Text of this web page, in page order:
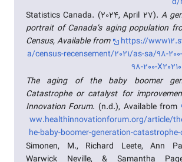
Statistics Canada. (2024, April 27). A
portrait of Canada’s aging population
Census, Available from
https://
a/census-recensement/2021/as-sa/98-
98-200-
The aging of the baby boomer
Catastrophe or catalyst for
Innovation Forum. (n.d.), Available from
ww.healthinnovationforum.org/article/
he-baby-boomer-generation-
Simonen, M., Richard Leete, Ann